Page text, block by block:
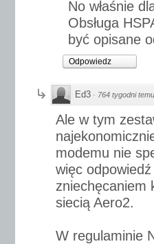
No właśnie
Obsługa
być opisane
Odpowiedz
Ed3 · 764 tygodni temu
Ale w tym
modemu nie
więc
zniechęcaniem
siecią Aero2.
W regulaminie